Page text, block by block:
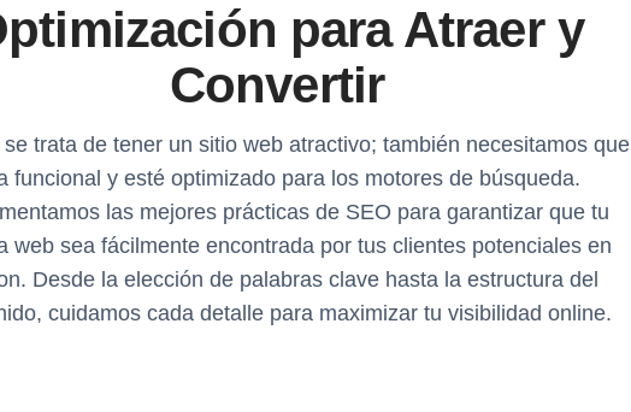
para Atraer y
Convertir
se trata de tener un sitio web atractivo; también necesitamos que
funcional y esté optimizado para los motores de búsqueda.
las mejores prácticas de SEO para garantizar que tu
web sea fácilmente encontrada por tus clientes potenciales en
Desde la elección de palabras clave hasta la estructura del
cuidamos cada detalle para maximizar tu visibilidad online.